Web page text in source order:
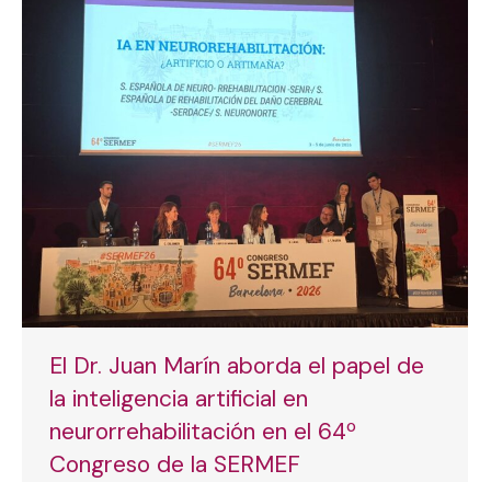
El Dr. Juan Marín aborda el papel de
la inteligencia artificial en
neurorrehabilitación en el 64º
Congreso de la SERMEF